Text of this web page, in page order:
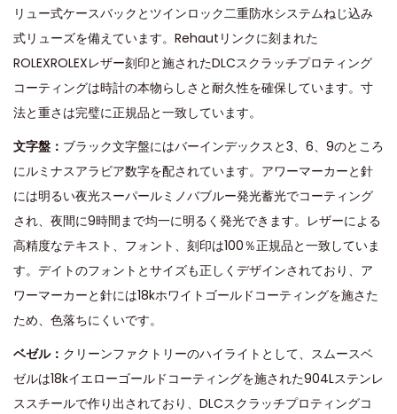
リュー式ケースバックとツインロック二重防水システムねじ込み
式リューズを備えています。Rehautリンクに刻まれた
ROLEXROLEXレザー刻印と施されたDLCスクラッチプロティング
コーティングは時計の本物らしさと耐久性を確保しています。寸
法と重さは完璧に正規品と一致しています。
文字盤： ブラック文字盤にはバーインデックスと3、6、9のところ
にルミナスアラビア数字を配されています。アワーマーカーと針
には明るい夜光スーパールミノバブルー発光蓄光でコーティング
され、夜間に9時間まで均一に明るく発光できます。レザーによる
高精度なテキスト、フォント、刻印は100％正規品と一致していま
す。デイトのフォントとサイズも正しくデザインされており、ア
ワーマーカーと針には18kホワイトゴールドコーティングを施さた
ため、色落ちにくいです。
ベゼル： クリーンファクトリーのハイライトとして、スムースベ
ゼルは18kイエローゴールドコーティングを施された904Lステンレ
ススチールで作り出されており、DLCスクラッチプロティングコ